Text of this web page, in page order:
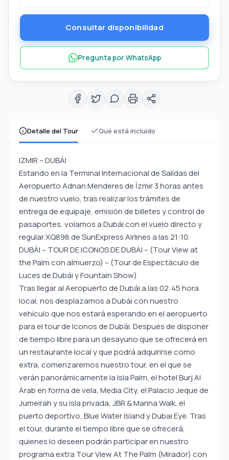
Detalle del Tour Qué está incluido
IZMIR – DUBÁI
Estando en la Terminal Internacional de Salidas del
Aeropuerto Adnan Menderes de İzmir 3 horas antes
de nuestro vuelo, tras realizar los trámites de
entrega de equipaje, emisión de billetes y control de
pasaportes, volamos a Dubái con el vuelo directo y
regular XQ898 de SunExpress Airlines a las 21:10.
DUBÁI – TOUR DE ICONOS DE DUBÁI – (Tour View at
the Palm con almuerzo) – (Tour de Espectáculo de
Luces de Dubái y Fountain Show)
Tras llegar al Aeropuerto de Dubái a las 02:45 hora
local, nos desplazamos a Dubái con nuestro
vehículo que nos estará esperando en el aeropuerto
para el tour de Iconos de Dubái. Después de disponer
de tiempo libre para un desayuno que se ofrecerá en
un restaurante local y que podrá adquirirse como
extra, comenzaremos nuestro tour, en el que se
verán panorámicamente la Isla Palm, el hotel Burj Al
Arab en forma de vela, Media City, el Palacio Jeque de
Jumeirah y su isla privada, JBR & Marina Walk, el
puerto deportivo, Blue Water Island y Dubai Eye. Tras
el tour, durante el tiempo libre que se ofrecerá,
quienes lo deseen podrán participar en nuestro
programa extra Tour View At The Palm (Mirador) con
Consultar disponibilidad
Pregunta por WhatsApp